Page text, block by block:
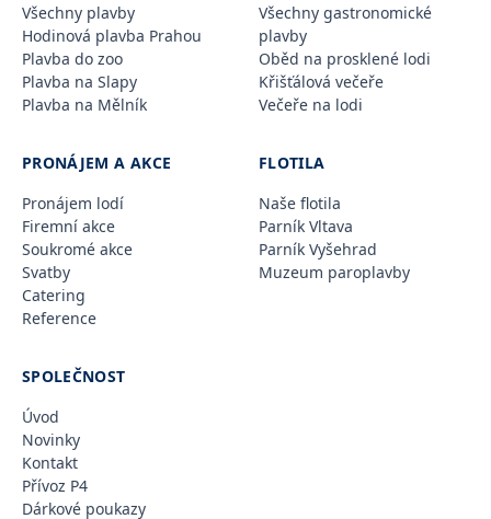
Všechny plavby
Hodinová plavba Prahou
Plavba do zoo
Plavba na Slapy
Plavba na Mělník
Všechny gastronomické
plavby
Oběd na prosklené lodi
Křišťálová večeře
Večeře na lodi
PRONÁJEM A AKCE
Pronájem lodí
Firemní akce
Soukromé akce
Svatby
Catering
Reference
FLOTILA
Naše flotila
Parník Vltava
Parník Vyšehrad
Muzeum paroplavby
SPOLEČNOST
Úvod
Novinky
Kontakt
Přívoz P4
Dárkové poukazy